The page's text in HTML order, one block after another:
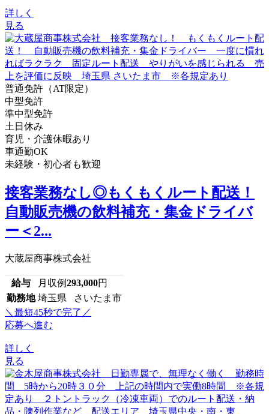
詳しく
見る
普通免許（AT限定）
中型免許
準中型免許
土日休み
育児・介護休暇あり
車通勤OK
未経験・初心者も歓迎
接客業務なし◎もくもくルート配送！
自動販売機の飲料補充・集金ドライバ
ー＜2...
大蔵屋商事株式会社
給与 月収例293,000円
勤務地 埼玉県 さいたま市
＼最短45秒で完了／
応募へ進む
詳しく
見る